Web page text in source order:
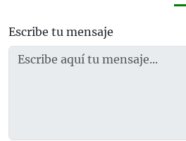
Escribe tu mensaje